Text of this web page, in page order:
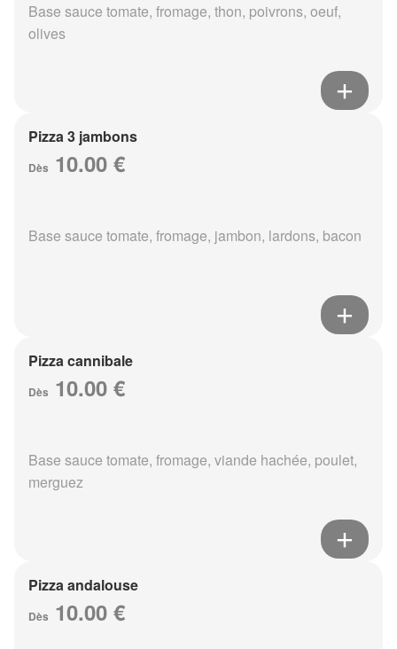
Base sauce tomate, fromage, thon, poivrons, oeuf,
olives
Pizza 3 jambons
Dès 10.00 €
Base sauce tomate, fromage, jambon, lardons, bacon
Pizza cannibale
Dès 10.00 €
Base sauce tomate, fromage, viande hachée, poulet,
merguez
Pizza andalouse
Dès 10.00 €